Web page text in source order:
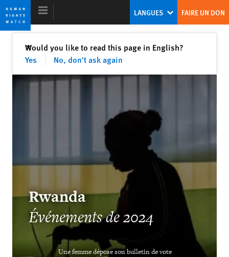
Skip
to
cookie
privacy
Skip
to
main
content
Rapport mondial 2025
LANGUES FAIRE UN DON
Would you like to read this page in English?
Yes
No, don't ask again
✕Fermer
Rwanda
Événements de 2024
Une femme dépose son bulletin de vote